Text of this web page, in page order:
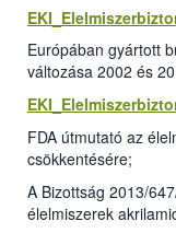
Európában gyártott
változása 2002 és
FDA útmutató az
csökkentésére;
A Bizottság 2013/
élelmiszerek